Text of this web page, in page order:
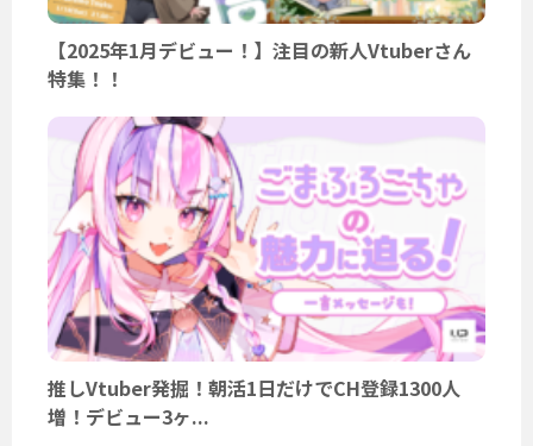
【2025年1月デビュー！】注目の新人Vtuberさん
特集！！
推しVtuber発掘！朝活1日だけでCH登録1300人
増！デビュー3ヶ...